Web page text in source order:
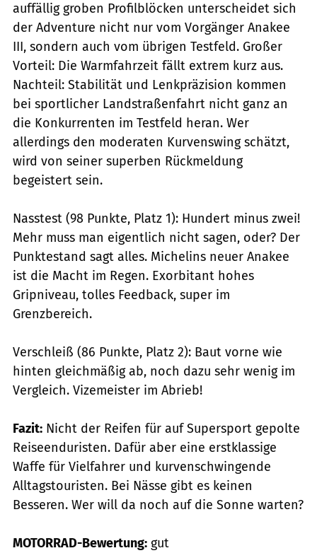
auffällig groben Profilblöcken unterscheidet sich
der Adventure nicht nur vom Vorgänger Anakee
III, sondern auch vom übrigen Testfeld. Großer
Vorteil: Die Warmfahrzeit fällt extrem kurz aus.
Nachteil: Stabilität und Lenkpräzision kommen
bei sportlicher Landstraßenfahrt nicht ganz an
die Konkurrenten im Testfeld heran. Wer
allerdings den moderaten Kurvenswing schätzt,
wird von seiner superben Rückmeldung
begeistert sein.
Nasstest (98 Punkte, Platz 1): Hundert minus zwei!
Mehr muss man eigentlich nicht sagen, oder? Der
Punktestand sagt alles. Michelins neuer Anakee
ist die Macht im Regen. Exorbitant hohes
Gripniveau, tolles Feedback, super im
Grenzbereich.
Verschleiß (86 Punkte, Platz 2): Baut vorne wie
hinten gleichmäßig ab, noch dazu sehr wenig im
Vergleich. Vizemeister im Abrieb!
Fazit: Nicht der Reifen für auf Supersport gepolte
Reiseenduristen. Dafür aber eine erstklassige
Waffe für Vielfahrer und kurvenschwingende
Alltagstouristen. Bei Nässe gibt es keinen
Besseren. Wer will da noch auf die Sonne warten?
MOTORRAD-Bewertung: gut